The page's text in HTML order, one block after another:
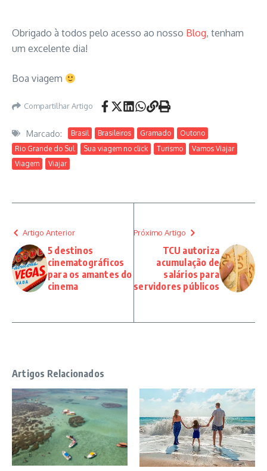
Obrigado à todos pelo acesso ao nosso Blog, tenham
um excelente dia!
Boa viagem
Compartilhar Artigo
Marcado: Brasil Brasileiros Gramado
Outono
Rio Grande do Sul
Sua viagem no click Turismo
Vamos Viajar
Viagem
Viajar
Artigo Anterior
5 destinos
cinematográficos
para os amantes do
cinema
Próximo Artigo
TCU autoriza
acumulação de
salários para
servidores públicos
Artigos Relacionados